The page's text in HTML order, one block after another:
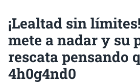
¡Lealtad sin
mete a nadar y su
rescata pensando
4h0g4nd0